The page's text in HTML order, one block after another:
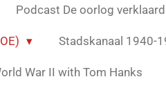
Podcast De oorlog verklaard
Stadskanaal 1940-
War II with Tom Hanks